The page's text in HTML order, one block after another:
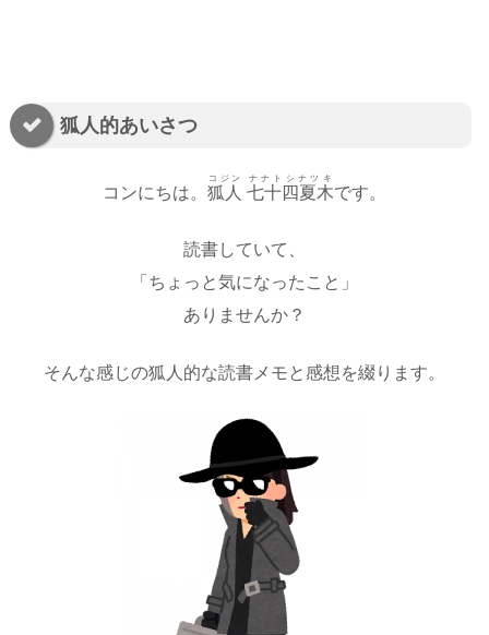
狐人的あいさつ
コンにちは。 狐人
コジン
七十四夏木
ナナトシナツキ
です。
読書していて、
「ちょっと気になったこと」
ありませんか？
そんな感じの狐人的な読書メモと感想を綴ります。